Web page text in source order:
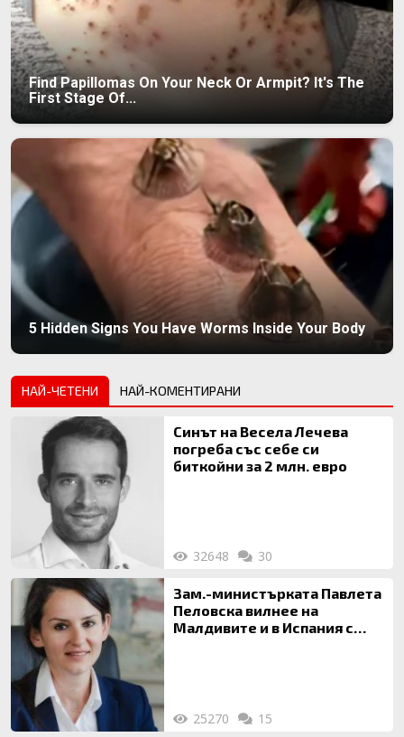
Find Papillomas On Your Neck Or Armpit? It's The
First Stage Of...
5 Hidden Signs You Have Worms Inside Your Body
НАЙ-ЧЕТЕНИ НАЙ-КОМЕНТИРАНИ
Синът на Весела Лечева
погреба със себе си
биткойни за 2 млн. евро
32648 30
Зам.-министърката Павлета
Пеловска вилнее на
Малдивите и в Испания с
25270 15